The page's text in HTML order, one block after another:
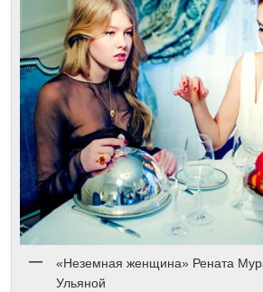
«Неземная женщина» Рената
Ульяной